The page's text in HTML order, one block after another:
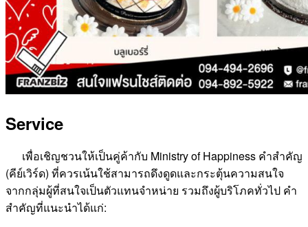
Service
เพื่อเชิญชวนให้เป็นคู่ค้ากับ Ministry of Happiness คำสำคัญ
(คีย์เวิร์ด) ที่ควรเน้นใช้สามารถดึงดูดและกระตุ้นความสนใจ
จากกลุ่มผู้ที่สนใจเป็นตัวแทนจำหน่าย รวมถึงผู้บริโภคทั่วไป คำ
สำคัญที่แนะนำได้แก่: